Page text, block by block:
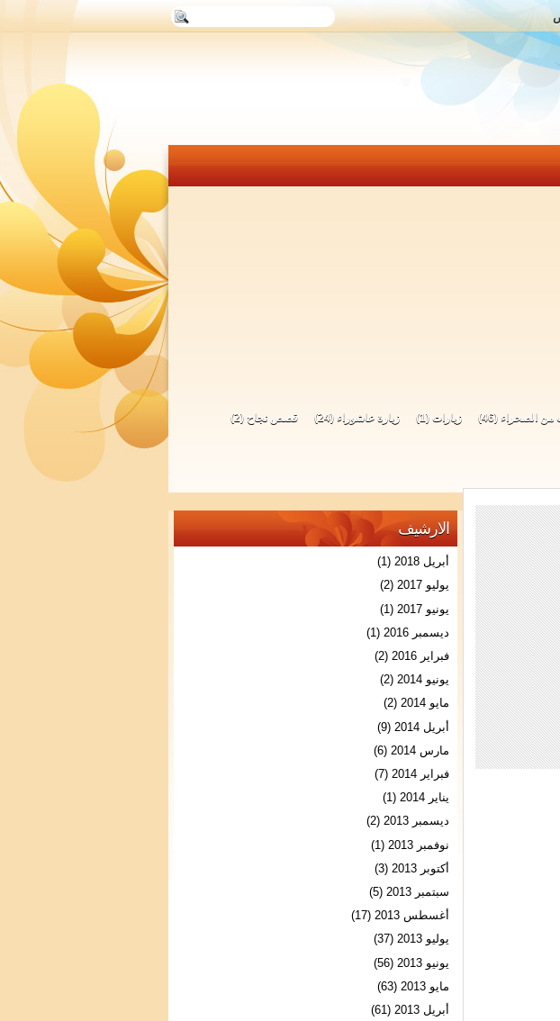
من الصحراء (46) زيارات (1) زيارة عاشوراء (24) قصص نجاح (2)
الارشيف
أبريل 2018
(1)
يوليو 2017
(2)
يونيو 2017
(1)
ديسمبر 2016
(1)
فبراير 2016
(2)
يونيو 2014
(2)
مايو 2014
(2)
أبريل 2014
(9)
مارس 2014
(6)
فبراير 2014
(7)
يناير 2014
(1)
ديسمبر 2013
(2)
نوفمبر 2013
(1)
أكتوبر 2013
(3)
سبتمبر 2013
(5)
أغسطس 2013
(17)
يوليو 2013
(37)
يونيو 2013
(56)
مايو 2013
(63)
أبريل 2013
(61)